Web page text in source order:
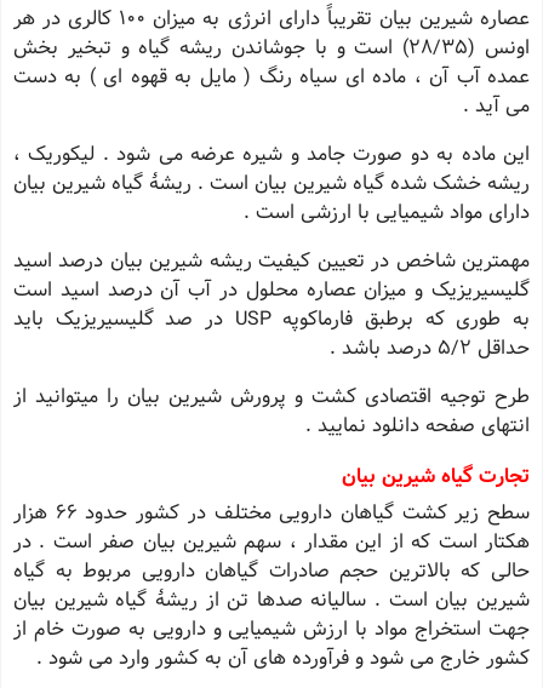
عصاره شیرین بیان تقریباً دارای انرژی به میزان 100 کالری در هر
اونس (28/35) است و با جوشاندن ریشه گیاه و تبخیر بخش
عمده آب آن ، ماده ای سیاه رنگ ( مایل به قهوه ای ) به دست
می آید .
این ماده به دو صورت جامد و شیره عرضه می شود . لیکوریک ،
ریشه خشک شده گیاه شیرین بیان است . ریشۀ گیاه شیرین بیان
دارای مواد شیمیایی با ارزشی است .
مهمترین شاخص در تعیین کیفیت ریشه شیرین بیان درصد اسید
گلیسیریزیک و میزان عصاره محلول در آب آن درصد اسید است
به طوری که برطبق فارماکوپه USP در صد گلیسیریزیک باید
حداقل 5/2 درصد باشد .
طرح توجیه اقتصادی کشت و پرورش شیرین بیان را میتوانید از
انتهای صفحه دانلود نمایید .
تجارت گیاه شیرین بیان
سطح زیر کشت گیاهان دارویی مختلف در کشور حدود 66 هزار
هکتار است که از این مقدار ، سهم شیرین بیان صفر است . در
حالی که بالاترین حجم صادرات گیاهان دارویی مربوط به گیاه
شیرین بیان است . سالیانه صدها تن از ریشۀ گیاه شیرین بیان
جهت استخراج مواد با ارزش شیمیایی و دارویی به صورت خام از
کشور خارج می شود و فرآورده های آن به کشور وارد می شود .